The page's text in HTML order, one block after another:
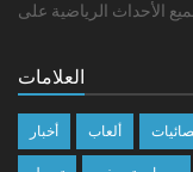
العلامات
أخبار ألعاب